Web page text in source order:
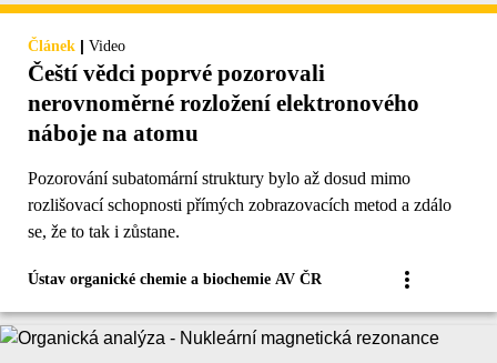
Článek | Video
Čeští vědci poprvé pozorovali
nerovnoměrné rozložení elektronového
náboje na atomu
Pozorování subatomární struktury bylo až dosud mimo
rozlišovací schopnosti přímých zobrazovacích metod a zdálo
se, že to tak i zůstane.
Ústav organické chemie a biochemie AV ČR